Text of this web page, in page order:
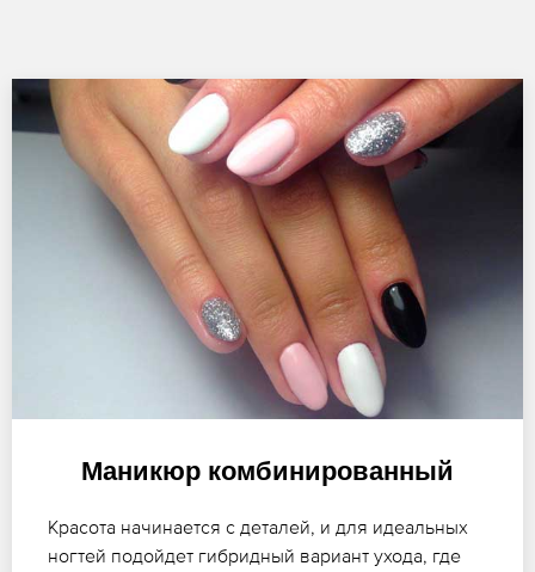
Маникюр комбинированный
Красота начинается с деталей, и для идеальных
ногтей подойдет гибридный вариант ухода, где